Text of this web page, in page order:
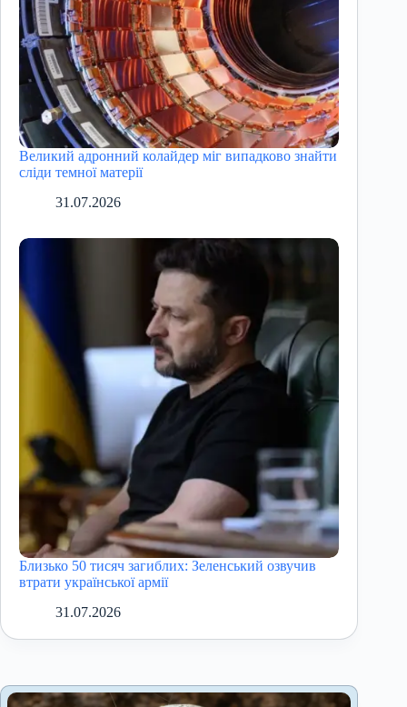
Великий адронний колайдер міг випадково знайти
сліди темної матерії
31.07.2026
Близько 50 тисяч загиблих: Зеленський озвучив
втрати української армії
31.07.2026